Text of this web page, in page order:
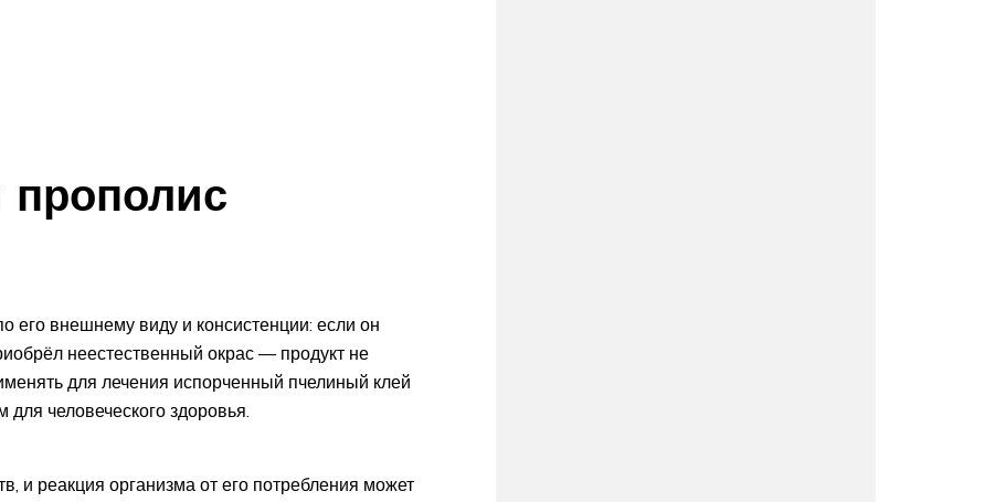
прополис
его внешнему виду и консистенции: если он
неестественный окрас — продукт не
для лечения испорченный пчелиный клей
человеческого здоровья.
и реакция организма от его потребления может